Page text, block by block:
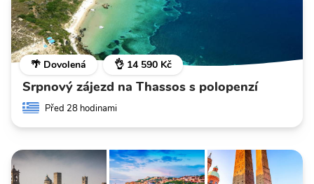
🌴 Dovolená 👌 14 590 Kč
Srpnový zájezd na Thassos s polopenzí
Před 28 hodinami